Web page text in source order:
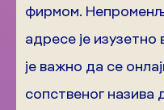
фирмом.
адресе је
је важно да се
сопственог назива